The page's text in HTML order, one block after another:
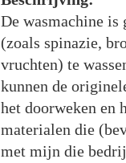
De wasmachine is
(zoals spinazie,
vruchten) te
kunnen de
het doorweken en
materialen die
met mijn die